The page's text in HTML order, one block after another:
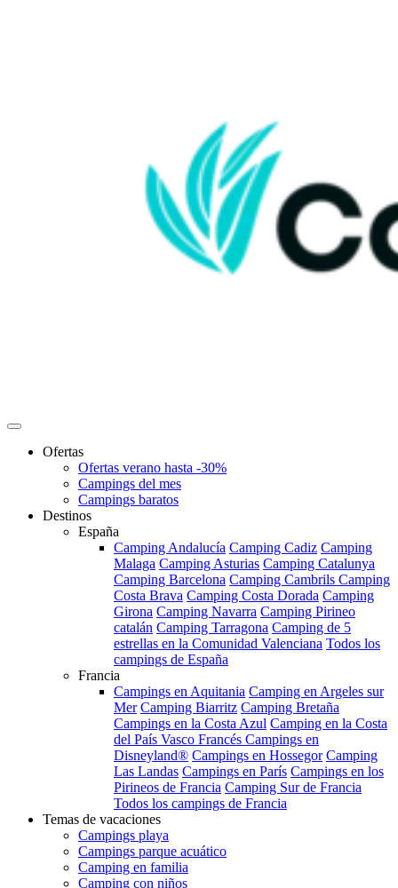
Ofertas
Ofertas verano hasta -30%
Campings del mes
Campings baratos
Destinos
España
Camping Andalucía Camping Cadiz Camping
Malaga Camping Asturias Camping Catalunya
Camping Barcelona Camping Cambrils Camping
Costa Brava Camping Costa Dorada Camping
Girona Camping Navarra Camping Pirineo
catalán Camping Tarragona Camping de 5
estrellas en la Comunidad Valenciana Todos los
campings de España
Francia
Campings en Aquitania Camping en Argeles sur
Mer Camping Biarritz Camping Bretaña
Campings en la Costa Azul Camping en la Costa
del País Vasco Francés Campings en
Disneyland® Campings en Hossegor Camping
Las Landas Campings en París Campings en los
Pirineos de Francia Camping Sur de Francia
Todos los campings de Francia
Temas de vacaciones
Campings playa
Campings parque acuático
Camping en familia
Camping con niños